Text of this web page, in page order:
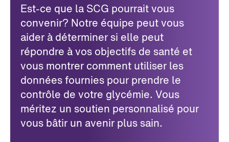
Est-ce que la SCG pourrait vous
convenir? Notre équipe peut vous
aider à déterminer si elle peut
répondre à vos objectifs de santé et
vous montrer comment utiliser les
données fournies pour prendre le
contrôle de votre glycémie. Vous
méritez un soutien personnalisé pour
vous bâtir un avenir plus sain.